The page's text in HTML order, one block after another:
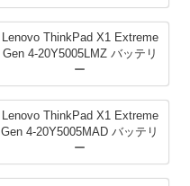
Lenovo ThinkPad X1 Extreme
Gen 4-20Y5005LMZ バッテリ
ー
Lenovo ThinkPad X1 Extreme
Gen 4-20Y5005MAD バッテリ
ー